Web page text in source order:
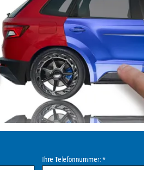
Ihre Telefonnummer:*